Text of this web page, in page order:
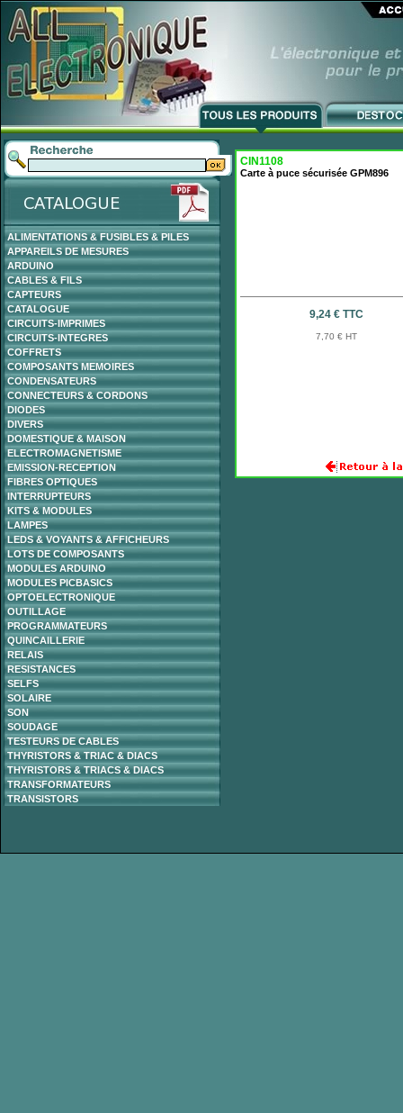
ALIMENTATIONS & FUSIBLES & PILES
APPAREILS DE MESURES
ARDUINO
CABLES & FILS
CAPTEURS
CATALOGUE
CIRCUITS-IMPRIMES
CIRCUITS-INTEGRES
COFFRETS
COMPOSANTS MEMOIRES
CONDENSATEURS
CONNECTEURS & CORDONS
DIODES
DIVERS
DOMESTIQUE & MAISON
ELECTROMAGNETISME
EMISSION-RECEPTION
FIBRES OPTIQUES
INTERRUPTEURS
KITS & MODULES
LAMPES
LEDS & VOYANTS & AFFICHEURS
LOTS DE COMPOSANTS
MODULES ARDUINO
MODULES PICBASICS
OPTOELECTRONIQUE
OUTILLAGE
PROGRAMMATEURS
QUINCAILLERIE
RELAIS
RESISTANCES
SELFS
SOLAIRE
SON
SOUDAGE
TESTEURS DE CABLES
THYRISTORS & TRIAC & DIACS
THYRISTORS & TRIACS & DIACS
TRANSFORMATEURS
TRANSISTORS
CIN1108
Carte à puce sécurisée GPM896
9,24 € TTC
7,70 € HT